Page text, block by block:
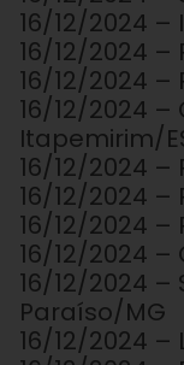
16/12/2024
16/12/2024
16/12/2024 –
16/12/2024
Itapemirim/
16/12/2024 –
16/12/2024 –
16/12/2024 –
16/12/2024 –
16/12/2024
Paraíso/MG
16/12/2024 –